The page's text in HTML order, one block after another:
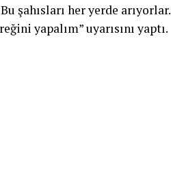
şahısları her yerde arıyorlar.
yapalım” uyarısını yaptı.